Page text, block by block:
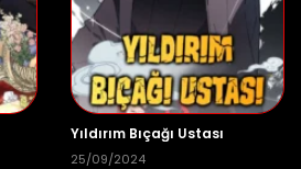
Bölüm 72 25/08/2024 👁 3
Bölüm 71
Yıldırım Bıçağı Ustası
25/09/2024